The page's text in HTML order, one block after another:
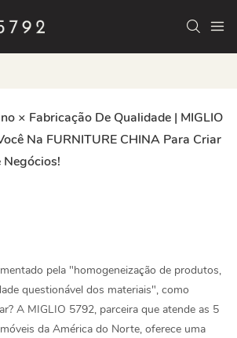
× Fabricação De Qualidade | MIGLIO
Na FURNITURE CHINA Para Criar
pela "homogeneização de produtos,
questionável dos materiais", como
A MIGLIO 5792, parceira que atende as 5
da América do Norte, oferece uma